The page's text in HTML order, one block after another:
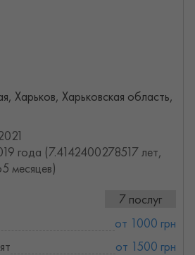
Харьков, Харьковская область,
года (7.4142400278517 лет,
месяцев)
7 послуг
от 1000 грн
от 1500 грн